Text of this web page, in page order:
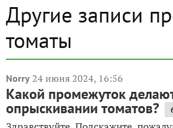
Другие записи
томаты
Norry 24 июня 2024, 16:56
Какой промежуток
опрыскивании томатов?